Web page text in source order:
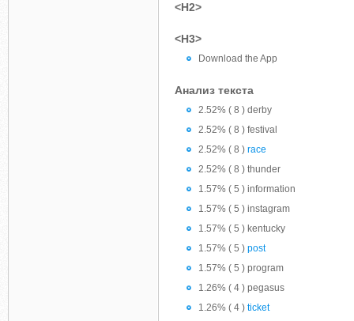
<H2>
<H3>
Download the App
Анализ текста
2.52% ( 8 ) derby
2.52% ( 8 ) festival
2.52% ( 8 ) race
2.52% ( 8 ) thunder
1.57% ( 5 ) information
1.57% ( 5 ) instagram
1.57% ( 5 ) kentucky
1.57% ( 5 ) post
1.57% ( 5 ) program
1.26% ( 4 ) pegasus
1.26% ( 4 ) ticket